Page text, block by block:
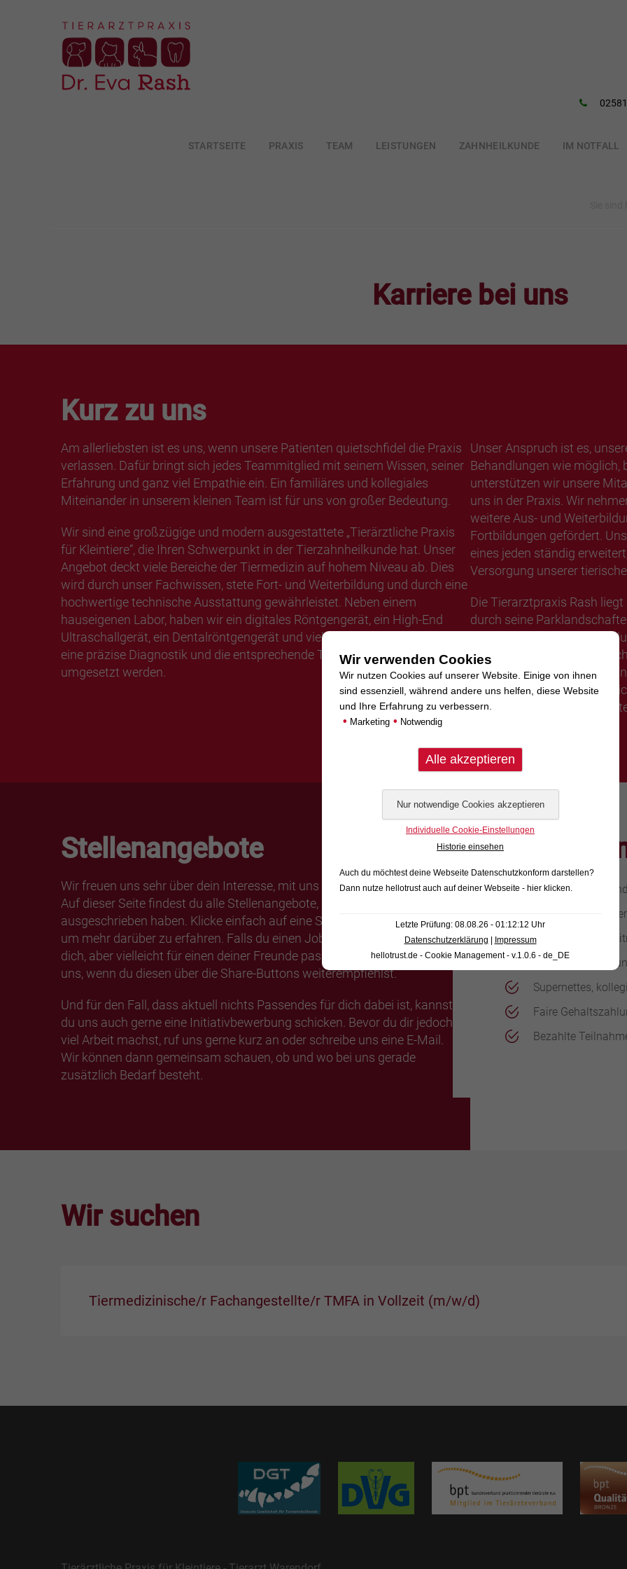
ZUM
STARTSEITE PRAXIS TEAM LEISTUNGEN ZAHNHEILKUNDE IM NOTFALL
Karriere bei uns
Kurz zu uns
Am allerliebsten ist es uns, wenn unsere Patienten quietschfidel die Praxis
verlassen. Dafür bringt sich jedes Teammitglied mit seinem Wissen, seiner
Erfahrung und ganz viel Empathie ein. Ein familiäres und kollegiales
Miteinander in unserem kleinen Team ist für uns von großer Bedeutung.
Wir sind eine großzügige und modern ausgestattete „Tierärztliche Praxis
für Kleintiere“, die Ihren Schwerpunkt in der Tierzahnheilkunde hat. Unser
Angebot deckt viele Bereiche der Tiermedizin auf hohem Niveau ab. Dies
wird durch unser Fachwissen, stete Fort- und Weiterbildung und durch eine
hochwertige technische Ausstattung gewährleistet. Neben einem
hauseigenen Labor, haben wir ein digitales Röntgengerät, ein High-End
Ultraschallgerät, ein Dentalröntgengerät und vieles mehr. Hierdurch kann
eine präzise Diagnostik und die entsprechende Therapie schnellstmöglich
umgesetzt werden.
Unser Anspruch ist es,
Behandlungen wie möglich,
unterstützen wir unsere
uns in der Praxis. Wir
weitere Aus- und
Fortbildungen gefördert.
eines jeden ständig
Versorgung unserer
Die Tierarztpraxis Rash
durch seine
„Weltstadt der Pferde“ hat
Bekanntheitsgrad. Aber
vielseitig vertreten. Es
und ist eine
hat man zusätzlich alle
Stellenangebote
Wir freuen uns sehr über dein Interesse, mit uns zusammen zu arbeiten.
Auf dieser Seite findest du alle Stellenangebote, die wir aktuell
ausgeschrieben haben. Klicke einfach auf eine Stellenausschreibung,
um mehr darüber zu erfahren. Falls du einen Job entdeckst, der nicht für
dich, aber vielleicht für einen deiner Freunde passen könnte, freuen wir
uns, wenn du diesen über die Share-Buttons weiterempfiehlst.
Und für den Fall, dass aktuell nichts Passendes für dich dabei ist, kannst
du uns auch gerne eine Initiativbewerbung schicken. Bevor du dir jedoch
viel Arbeit machst, ruf uns gerne kurz an oder schreibe uns eine E-Mail.
Wir können dann gemeinsam schauen, ob und wo bei uns gerade
zusätzlich Bedarf besteht.
Wir
Kontinuierliche
Arbeiten mit
Flexible
Supernettes,
Faire
Bezahlte
Wir suchen
Tiermedizinische/r Fachangestellte/r TMFA in Vollzeit (m/w/d)
Wir verwenden Cookies
Wir nutzen Cookies auf unserer Website. Einige von ihnen
sind essenziell, während andere uns helfen, diese Website
und Ihre Erfahrung zu verbessern.
• Marketing • Notwendig
Individuelle Cookie-Einstellungen
Historie einsehen
Auch du möchtest deine Webseite Datenschutzkonform darstellen?
Dann nutze hellotrust auch auf deiner Webseite - hier klicken
Letzte Prüfung: 08.08.26 - 01:12:12 Uhr
Datenschutzerklärung | Impressum
hellotrust.de - Cookie Management - v.1.0.6 - de_DE